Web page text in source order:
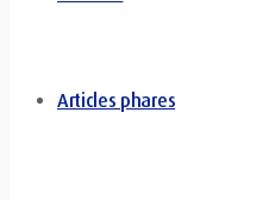
Articles phares